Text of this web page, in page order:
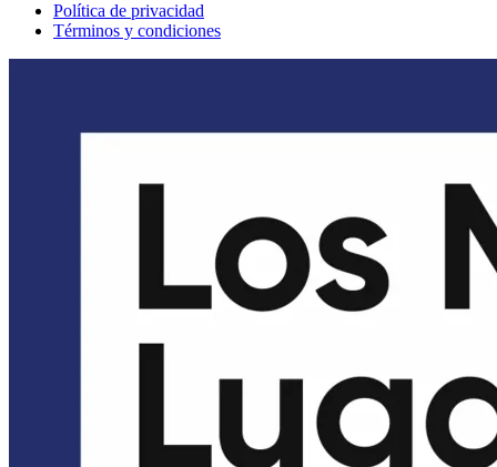
Política de privacidad
Términos y condiciones